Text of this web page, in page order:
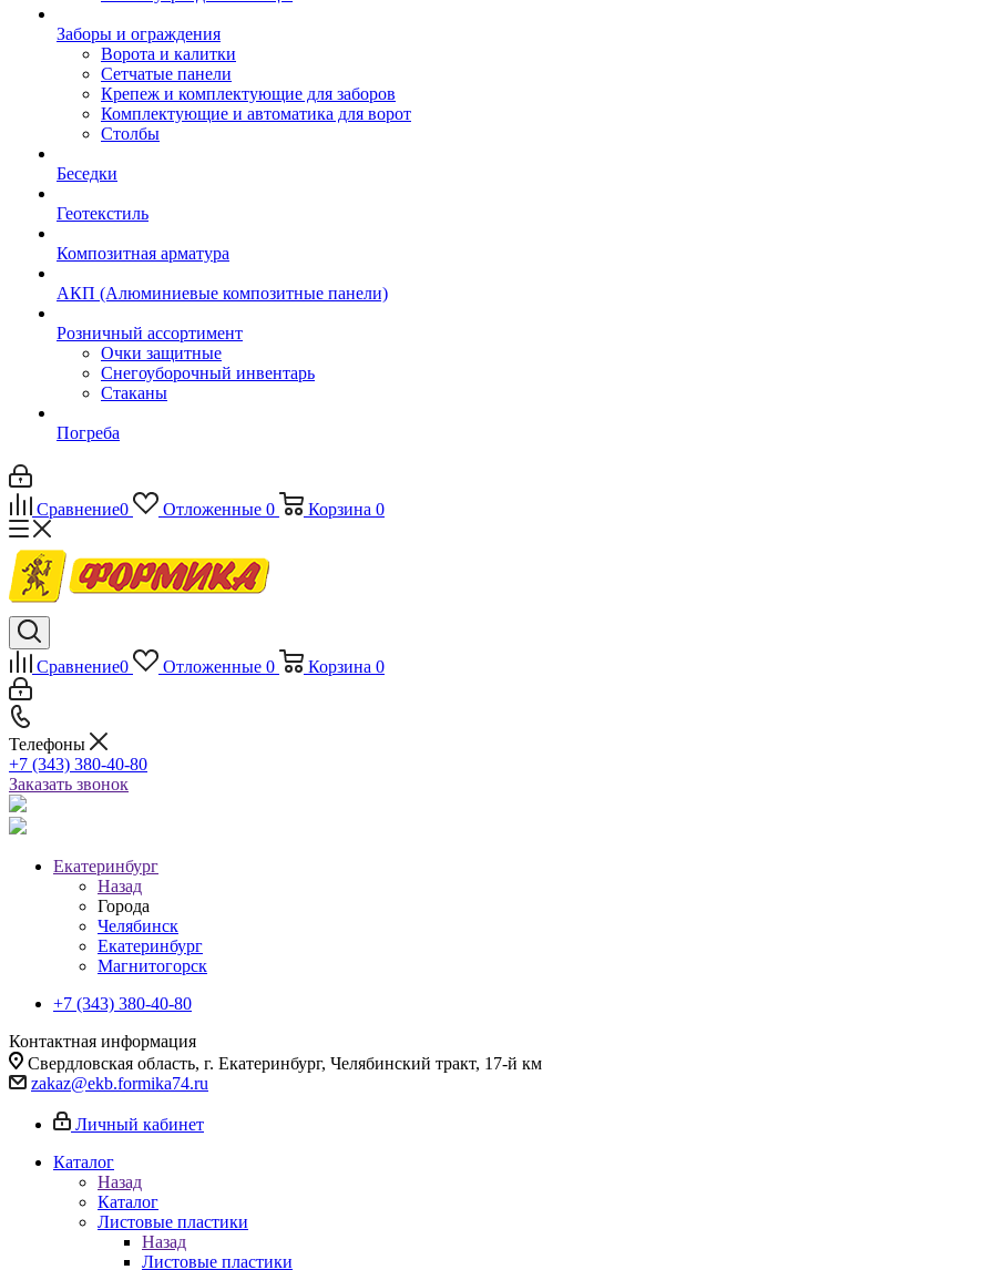
Заборы и ограждения
Ворота и калитки
Сетчатые панели
Крепеж и комплектующие для заборов
Комплектующие и автоматика для ворот
Столбы
Беседки
Геотекстиль
Композитная арматура
АКП (Алюминиевые композитные панели)
Розничный ассортимент
Очки защитные
Снегоуборочный инвентарь
Стаканы
Погреба
Сравнение0 Отложенные 0 Корзина 0
Сравнение0 Отложенные 0 Корзина 0
Телефоны
+7 (343) 380-40-80
Заказать звонок
Екатеринбург
Назад
Города
Челябинск
Екатеринбург
Магнитогорск
+7 (343) 380-40-80
Контактная информация
Свердловская область, г. Екатеринбург, Челябинский тракт, 17-й км
zakaz@ekb.formika74.ru
Личный кабинет
Каталог
Назад
Каталог
Листовые пластики
Назад
Листовые пластики